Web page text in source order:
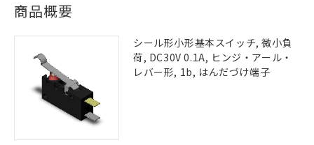
商品概要
シール形小形基本スイッチ, 微小負
荷, DC30V 0.1A, ヒンジ・アール・
レバー形, 1b, はんだづけ端子